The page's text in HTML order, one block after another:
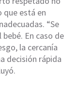
que está en
“Se
En caso de
la cercanía
decisión rápida